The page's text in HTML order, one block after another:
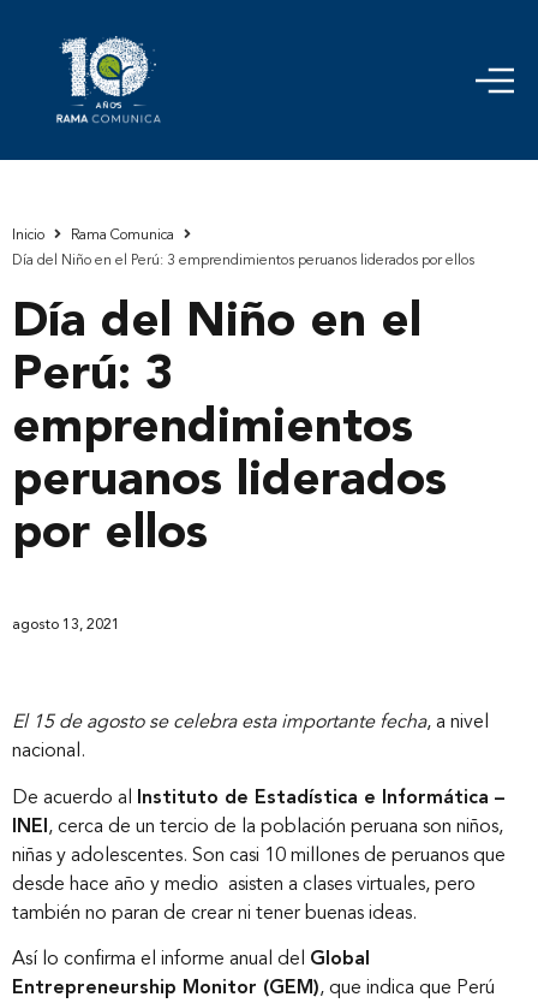
Inicio
Rama Comunica
Día del Niño en el Perú: 3 emprendimientos peruanos liderados por ellos
Día del Niño en el
Perú: 3
emprendimientos
peruanos liderados
por ellos
agosto 13, 2021
El 15 de agosto se celebra esta importante fecha, a nivel
nacional.
De acuerdo al
Instituto de Estadística e Informática –
INEI , cerca de un tercio de la población peruana son niños,
niñas y adolescentes. Son casi 10 millones de peruanos que
desde hace año y medio asisten a clases virtuales, pero
también no paran de crear ni tener buenas ideas.
Así lo confirma el informe anual del Global
Entrepreneurship Monitor (GEM), que indica que Perú